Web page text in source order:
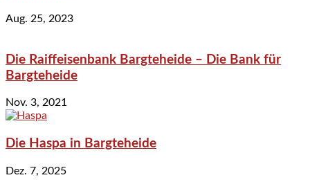
Aug. 25, 2023
Die Raiffeisenbank Bargteheide – Die Bank für
Bargteheide
Nov. 3, 2021
Die Haspa in Bargteheide
Dez. 7, 2025